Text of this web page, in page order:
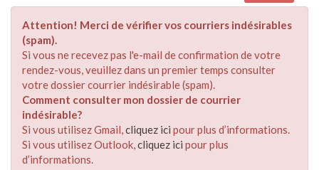
Attention! Merci de vérifier vos courriers indésirables
(spam).
Si vous ne recevez pas l'e-mail de confirmation de votre
rendez-vous, veuillez dans un premier temps consulter
votre dossier courrier indésirable (spam).
Comment consulter mon dossier de courrier
indésirable?
Si vous utilisez Gmail,cliquez ici pour plus d’informations.
Si vous utilisez Outlook,cliquez ici pour plus
d’informations.